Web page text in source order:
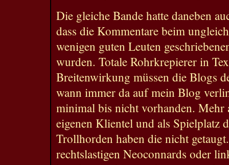
Die gleiche Bande hatte daneben
dass die Kommentare beim
wenigen guten Leuten
wurden. Totale Rohrkrepierer in
Breitenwirkung müssen die Blogs
wann immer da auf mein Blog
minimal bis nicht vorhanden.
eigenen Klientel und als Spielplatz
Trollhorden haben die nicht
rechtslastigen Neoconnards oder